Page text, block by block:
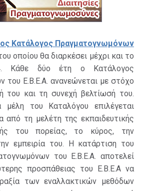
Κατάλογος Πραγματογνωμόνων
οποίου θα διαρκέσει μέχρι και το
Κάθε δύο έτη ο Κατάλογος
του Ε.Β.Ε.Α. ανανεώνεται με στόχο
του και τη συνεχή βελτίωσή του.
του Καταλόγου επιλέγεται
από τη μελέτη της εκπαιδευτικής
του πορείας, το κύρος, την
εμπειρία του. Η κατάρτιση του
του Ε.Β.Ε.Α. αποτελεί
προσπάθειας του Ε.Β.Ε.Α να
των εναλλακτικών μεθόδων